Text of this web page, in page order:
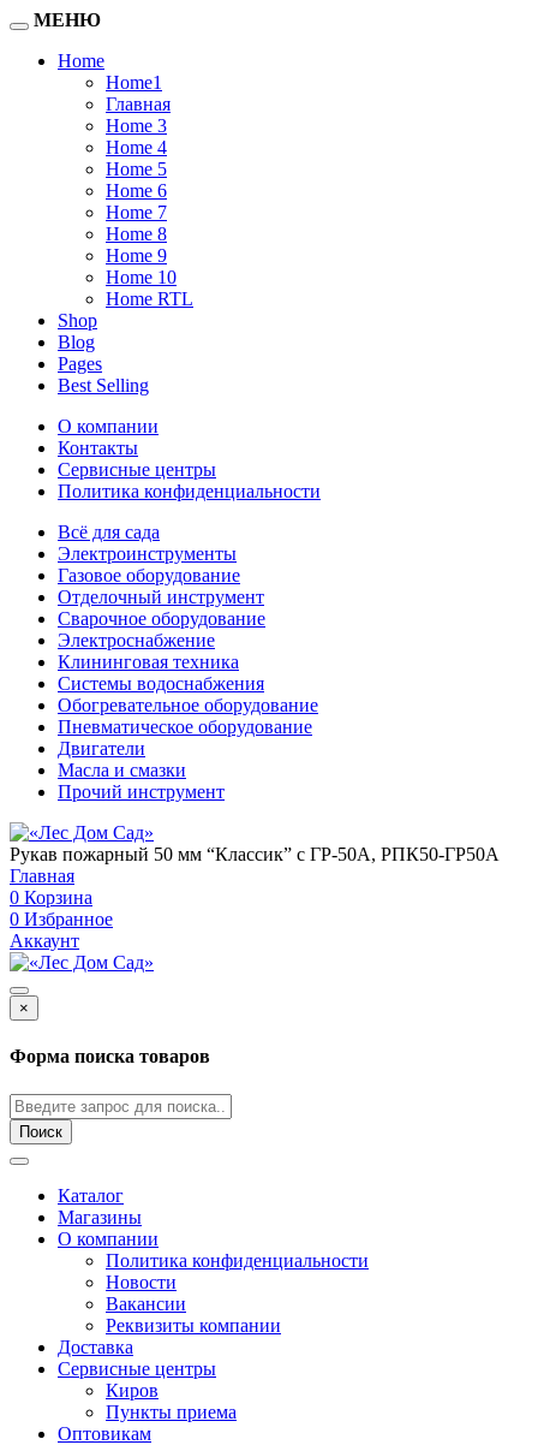
МЕНЮ
Home
Home1
Главная
Home 3
Home 4
Home 5
Home 6
Home 7
Home 8
Home 9
Home 10
Home RTL
Shop
Blog
Pages
Best Selling
О компании
Контакты
Сервисные центры
Политика конфиденциальности
Всё для сада
Электроинструменты
Газовое оборудование
Отделочный инструмент
Сварочное оборудование
Электроснабжение
Клининговая техника
Системы водоснабжения
Обогревательное оборудование
Пневматическое оборудование
Двигатели
Масла и смазки
Прочий инструмент
Рукав пожарный 50 мм “Классик” с ГР-50А, РПК50-ГР50А
Главная
0 Корзина
0 Избранное
Аккаунт
×
Форма поиска товаров
Поиск
Каталог
Магазины
О компании
Политика конфиденциальности
Новости
Вакансии
Реквизиты компании
Доставка
Сервисные центры
Киров
Пункты приема
Оптовикам